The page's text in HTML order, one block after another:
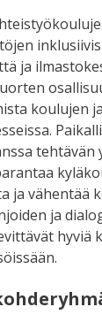
ja
koulujen
tehtävän
ja vähentää
ja
hyviä